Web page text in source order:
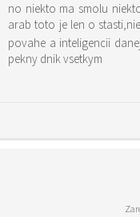
no niekto ma smolu
arab toto je len o
povahe a inteligencii
pekny dnik vsetkym